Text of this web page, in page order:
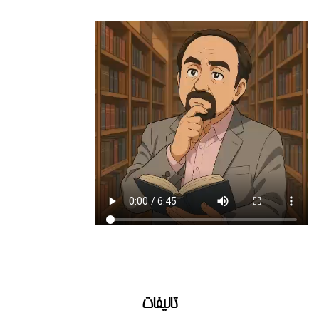
تالیفات